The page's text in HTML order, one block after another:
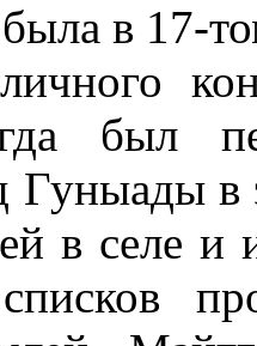
в 17-
был
в
в селе и